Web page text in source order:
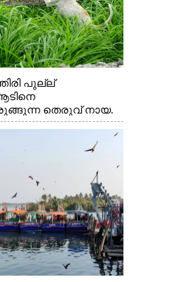
പുല്ല്
തെരുവ് നായ.
നിന്നുള്ള